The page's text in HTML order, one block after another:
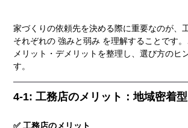
家づくりの依頼先を決める際に重要なのが、
それぞれの 強みと弱み を理解することです
メリット・デメリットを整理し、選び方のヒ
す。
4-1: 工務店のメリット：地域密着
✅ 工務店のメリット